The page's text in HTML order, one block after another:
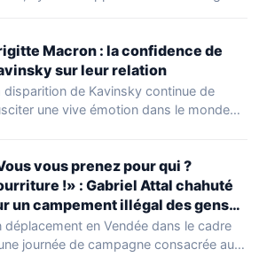
Macron : la confidence de
sur leur relation
disparition de Kavinsky continue de
une vive émotion dans le monde
vous prenez pour qui ?
!» : Gabriel Attal chahuté
un campement illégal des gens
voyage
déplacement en Vendée dans le cadre
journée de campagne consacrée aux